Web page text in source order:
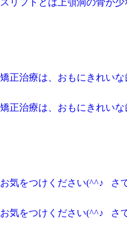
フトとは上顎洞の骨が
治療は、おもにきれい
治療は、おもにきれい
気をつけください(^^♪
気をつけください(^^♪